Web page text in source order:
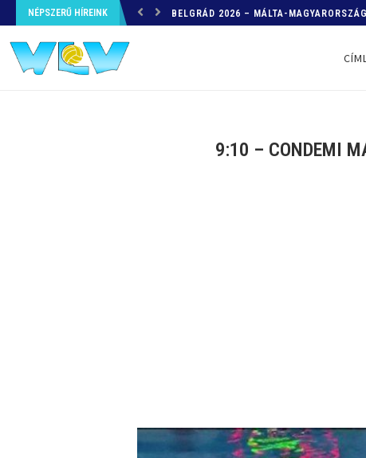
NÉPSZERŰ HÍREINK HELYZETKÉP AZ EB-RŐL – A TOVÁBBI
9:10 – CONDEMI